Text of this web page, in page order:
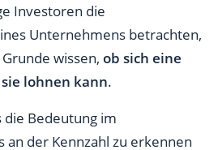
Investoren die
Unternehmens betrachten,
wissen, ob sich eine
lohnen kann.
Bedeutung im
an der Kennzahl zu erkennen